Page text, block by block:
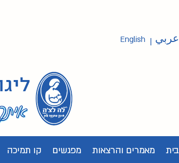
English عربي |
בית מאמרים והרצאות מפגשים קו תמיכה